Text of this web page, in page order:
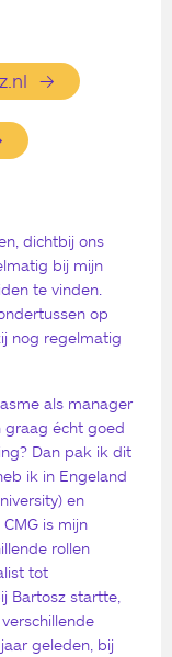
dichtbij ons
bij mijn
te vinden.
op
nog regelmatig
als manager
graag écht goed
Dan pak ik dit
ik in Engeland
en
is mijn
rollen
tot
Bartosz startte,
geleden, bij